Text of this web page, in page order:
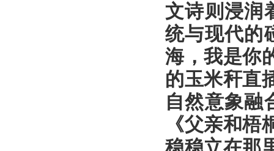
文诗则浸润
统与现代的
海，我是你
的玉米秆直
自然意象融
《父亲和